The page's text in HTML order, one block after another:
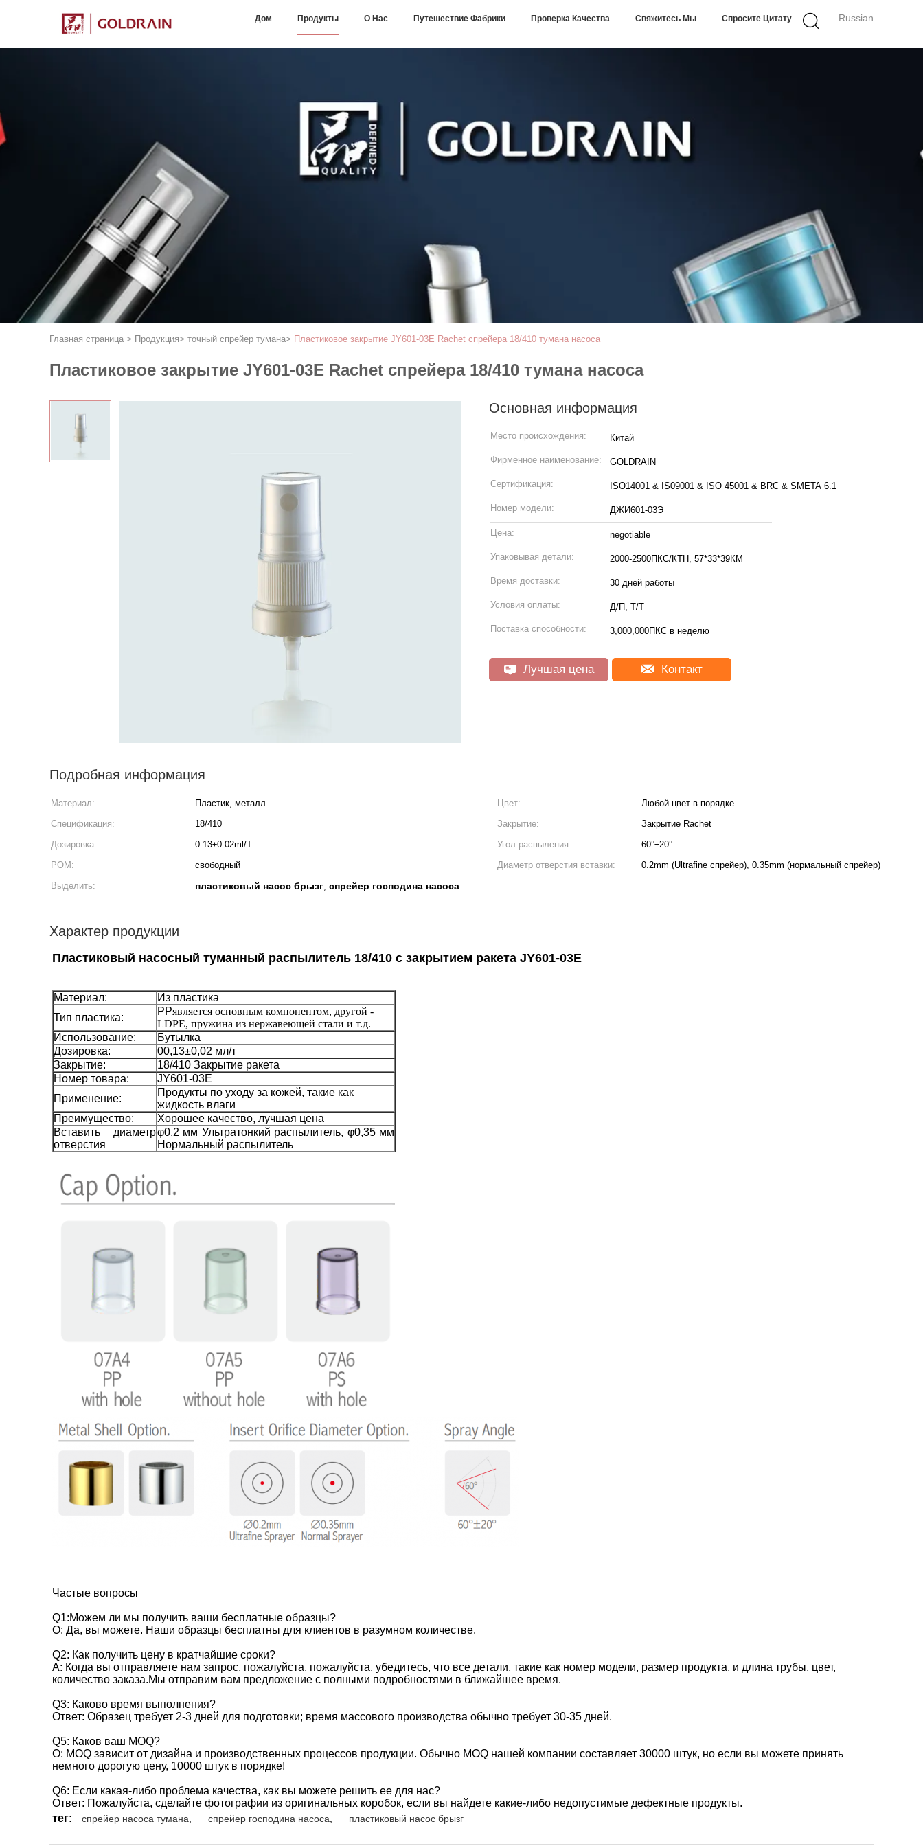
Russian
Дом Продукты О Нас Путешествие Фабрики Проверка Качества Свяжитесь Мы Спросите Цитату
Главная страница > Продукция> точный спрейер тумана> Пластиковое закрытие JY601-03E Rachet спрейера 18/410 тумана насоса
Пластиковое закрытие JY601-03E Rachet спрейера 18/410 тумана насоса
Основная информация
Место происхождения: Китай
Фирменное наименование: GOLDRAIN
Сертификация: ISO14001 & IS09001 & ISO 45001 & BRC & SMETA 6.1
Номер модели: ДЖИ601-03Э
Цена: negotiable
Упаковывая детали: 2000-2500ПКС/КТН, 57*33*39КМ
Время доставки: 30 дней работы
Условия оплаты: Д/П, Т/Т
Поставка способности: 3,000,000ПКС в неделю
Лучшая цена Контакт
Подробная информация
Материал: Пластик, металл. Цвет:
Любой цвет в порядке
Спецификация:
18/410 Закрытие:
Закрытие Rachet
Дозировка:
0.13±0.02ml/T Угол распыления:
60°±20°
POM:
свободный Диаметр отверстия вставки:
0.2mm (Ultrafine спрейер), 0.35mm (нормальный спрейер)
Выделить:
пластиковый насос брызг, спрейер господина насоса
Характер продукции
Пластиковый насосный туманный распылитель 18/410 с закрытием ракета JY601-03E
Материал:
Из пластика
Тип пластика:
PPявляется основным компонентом, другой -
LDPE, пружина из нержавеющей стали и т.д.
Использование:
Бутылка
Дозировка:
00,13±0,02 мл/т
Закрытие:
18/410 Закрытие ракета
Номер товара:
JY601-03E
Применение:
Продукты по уходу за кожей, такие как
жидкость влаги
Преимущество:
Хорошее качество, лучшая цена
Вставить диаметр
отверстия
φ0,2 мм Ультратонкий распылитель, φ0,35 мм
Нормальный распылитель
Частые вопросы
Q1:Можем ли мы получить ваши бесплатные образцы?
О: Да, вы можете. Наши образцы бесплатны для клиентов в разумном количестве.
Q2: Как получить цену в кратчайшие сроки?
A: Когда вы отправляете нам запрос, пожалуйста, пожалуйста, убедитесь, что все детали, такие как номер модели, размер продукта, и длина трубы, цвет,
количество заказа.Мы отправим вам предложение с полными подробностями в ближайшее время.
Q3: Каково время выполнения?
Ответ: Образец требует 2-3 дней для подготовки; время массового производства обычно требует 30-35 дней.
Q5: Каков ваш MOQ?
О: MOQ зависит от дизайна и производственных процессов продукции. Обычно MOQ нашей компании составляет 30000 штук, но если вы можете принять
немного дорогую цену, 10000 штук в порядке!
Q6: Если какая-либо проблема качества, как вы можете решить ее для нас?
Ответ: Пожалуйста, сделайте фотографии из оригинальных коробок, если вы найдете какие-либо недопустимые дефектные продукты.
тег:
спрейер насоса тумана спрейер господина насоса пластиковый насос брызг